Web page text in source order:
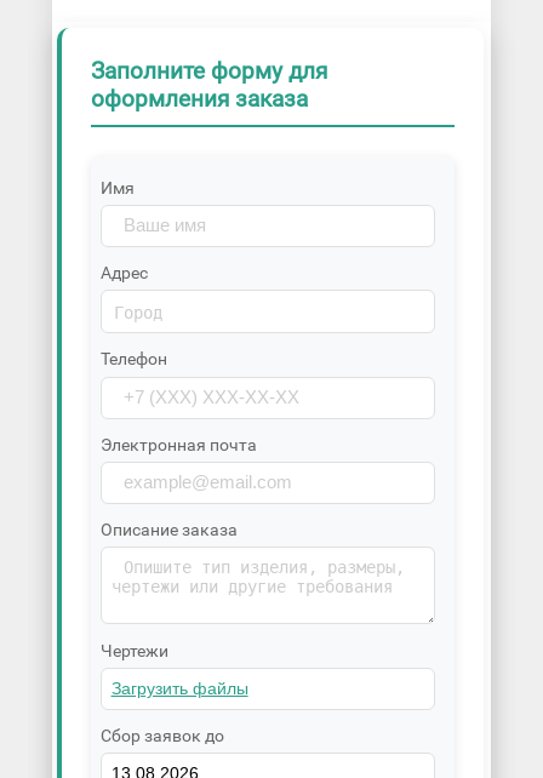
Заполните форму для
оформления заказа
Имя
Адрес
Телефон
Электронная почта
Описание заказа
Чертежи
Сбор заявок до